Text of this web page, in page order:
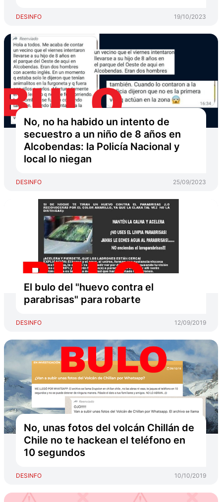
DESINFO 19/10/2023
No, no ha habido un intento de
secuestro a un niño de 8 años en
Alcobendas: la Policía Nacional y
local lo niegan
DESINFO 25/09/2023
El bulo del "huevo contra el
parabrisas" para robarte
DESINFO 12/09/2019
No, unas fotos del volcán Chillán de
Chile no te hackean el teléfono en
10 segundos
DESINFO 10/10/2019